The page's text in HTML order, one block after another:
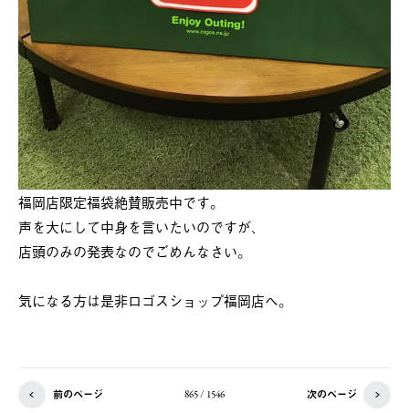
福岡店限定福袋絶賛販売中です。
声を大にして中身を言いたいのですが、
店頭のみの発表なのでごめんなさい。
気になる方は是非ロゴスショップ福岡店へ。
前のページ 865 / 1546 次のページ